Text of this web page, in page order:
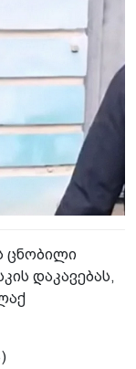
ცნობილი
დაკავებას,